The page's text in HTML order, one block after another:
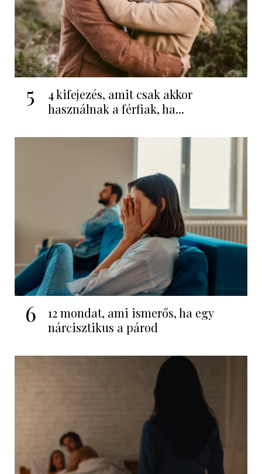
5
4 kifejezés, amit csak akkor
használnak a férfiak, ha...
6
12 mondat, ami ismerős, ha egy
nárcisztikus a párod